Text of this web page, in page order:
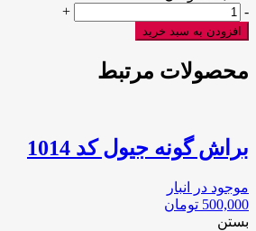
براش
رژگونه
سرکج
مورنینگ
-
+
افزودن به سبد خرید
محصولات مرتبط
براش گونه جیول کد 1014
موجود در انبار
500,000 تومان
بستن